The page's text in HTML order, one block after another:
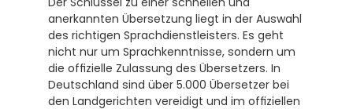
anerkannten Übersetzung liegt in der Auswahl
des richtigen Sprachdienstleisters. Es geht
nicht nur um Sprachkenntnisse, sondern um
die offizielle Zulassung des Übersetzers. In
Deutschland sind über 5.000 Übersetzer bei
den Landgerichten vereidigt und im offiziellen